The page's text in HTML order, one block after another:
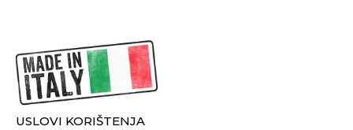
USLOVI KORIŠTENJA